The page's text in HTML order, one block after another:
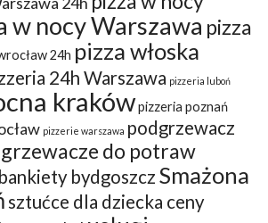
w nocy Warszawa pizza
24h pizza włoska
24h Warszawa pizzeria luboń
krakówpizzeria poznań
pizzerie warszawa podgrzewacz
do potraw
bydgoszcz Smażona
sztućce dla dziecka ceny